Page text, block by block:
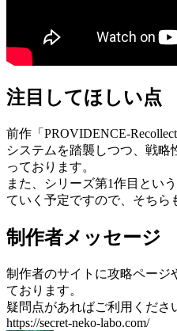
注目してほしい点
前作「PROVIDENCE-
システムを踏襲しつつ、戦
っております。
また、シリーズ第1作目とい
ていく予定ですので、そちら
制作者メッセージ
制作者のサイトに攻略ページ
ております。
疑問点があればご利用くださ
https://secret-neko-labo.com/